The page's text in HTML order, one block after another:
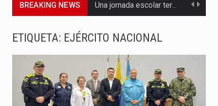
BREAKING NEWS Una jornada escolar terminó en tragedia este viernes 7 de…
Abelardo de la Espriella asumió este viernes 7 de agosto…
La llegada de Álvaro Uribe Vélez a la ceremonia de…
ETIQUETA: EJÉRCITO NACIONAL